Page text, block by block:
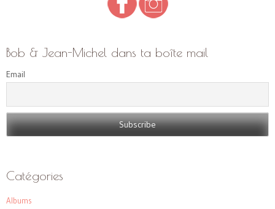
Bob & Jean-Michel dans ta boîte mail
Email
Catégories
Albums